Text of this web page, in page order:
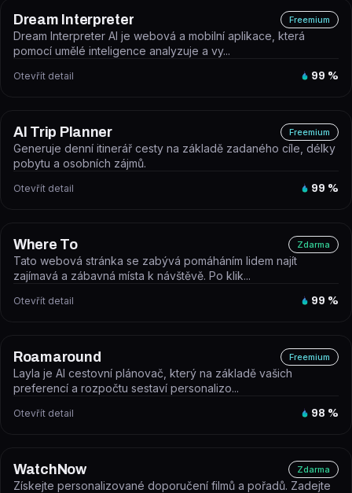
Dream Interpreter Freemium
Dream Interpreter AI je webová a mobilní aplikace, která
pomocí umělé inteligence analyzuje a vy...
Otevřít detail 99 %
AI Trip Planner Freemium
Generuje denní itinerář cesty na základě zadaného cíle, délky
pobytu a osobních zájmů.
Otevřít detail 99 %
Where To Zdarma
Tato webová stránka se zabývá pomáháním lidem najít
zajímavá a zábavná místa k návštěvě. Po klik...
Otevřít detail 99 %
Roamaround Freemium
Layla je AI cestovní plánovač, který na základě vašich
preferencí a rozpočtu sestaví personalizo...
Otevřít detail 98 %
WatchNow Zdarma
Získejte personalizované doporučení filmů a pořadů. Zadejte